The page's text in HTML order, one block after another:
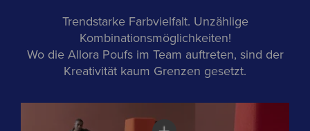
Trendstarke Farbvielfalt. Unzählige
Kombinationsmöglichkeiten!
Wo die Allora Poufs im Team auftreten, sind der
Kreativität kaum Grenzen gesetzt.